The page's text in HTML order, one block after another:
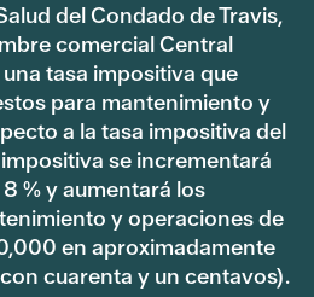
del Condado de Travis,
comercial Central
tasa impositiva que
para mantenimiento y
a la tasa impositiva del
se incrementará
% y aumentará los
y operaciones de
en aproximadamente
cuarenta y un centavos).